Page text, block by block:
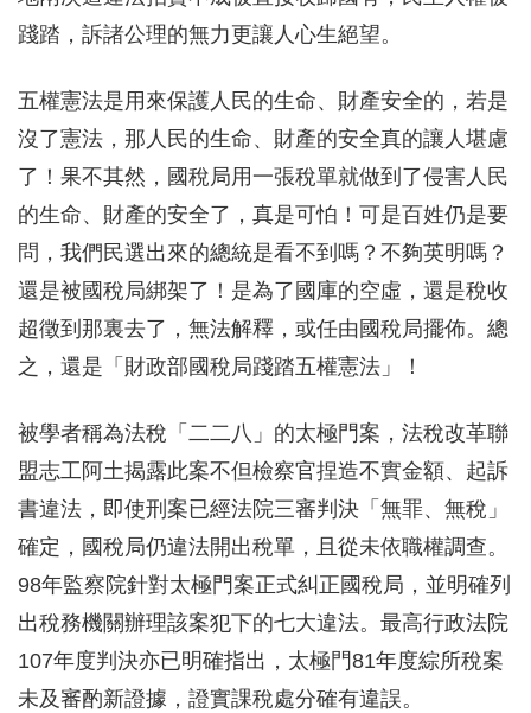
踐踏，訴諸公理的無力更讓人心生絕望。
五權憲法是用來保護人民的生命、財產安全的，若是
沒了憲法，那人民的生命、財產的安全真的讓人堪慮
了！果不其然，國稅局用一張稅單就做到了侵害人民
的生命、財產的安全了，真是可怕！可是百姓仍是要
問，我們民選出來的總統是看不到嗎？不夠英明嗎？
還是被國稅局綁架了！是為了國庫的空虛，還是稅收
超徵到那裏去了，無法解釋，或任由國稅局擺佈。總
之，還是「財政部國稅局踐踏五權憲法」！
被學者稱為法稅「二二八」的太極門案，法稅改革聯
盟志工阿土揭露此案不但檢察官捏造不實金額、起訴
書違法，即使刑案已經法院三審判決「無罪、無稅」
確定，國稅局仍違法開出稅單，且從未依職權調查。
98年監察院針對太極門案正式糾正國稅局，並明確列
出稅務機關辦理該案犯下的七大違法。最高行政法院
107年度判決亦已明確指出，太極門81年度綜所稅案
未及審酌新證據，證實課稅處分確有違誤。